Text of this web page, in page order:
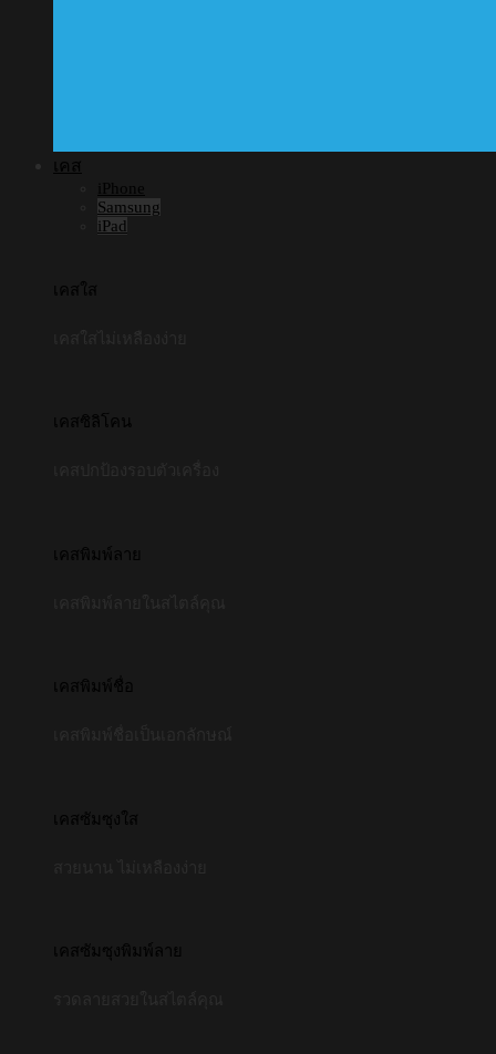
เคส
iPhone
Samsung
iPad
เคสใส
เคสซิลิโคน
เคสพิมพ์ลาย
เคสพิมพ์ชื่อ
เคสซัมซุงใส
เคสซัมซุงพิมพ์ลาย